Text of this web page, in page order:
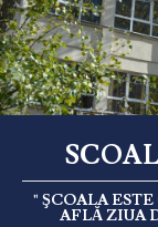
" ŞCOALA
AFLĂ ZIUA